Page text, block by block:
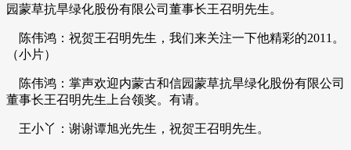
园蒙草抗旱绿化股份有限公司董事长王召明先生。
陈伟鸿：祝贺王召明先生，我们来关注一下他精彩的2011。
（小片）
陈伟鸿：掌声欢迎内蒙古和信园蒙草抗旱绿化股份有限公司
董事长王召明先生上台领奖。有请。
王小丫：谢谢谭旭光先生，祝贺王召明先生。